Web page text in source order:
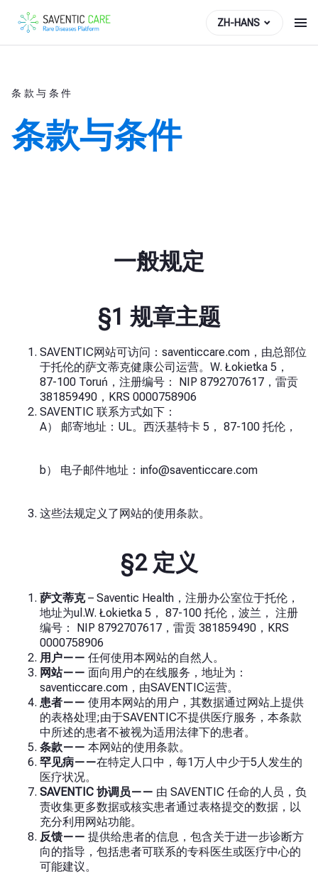
ZH-HANS
条款与条件
条款与条件
一般规定
§1 规章主题
SAVENTIC网站可访问：saventiccare.com，由总部位
于托伦的萨文蒂克健康公司运营。W. Łokietka 5，
87-100 Toruń，注册编号： NIP 8792707617，雷贡
381859490，KRS 0000758906
SAVENTIC 联系方式如下：
A） 邮寄地址：UL。西沃基特卡 5， 87-100 托伦，
b） 电子邮件地址： info@saventiccare.com
这些法规定义了网站的使用条款。
§2 定义
萨文蒂克– Saventic Health，注册办公室位于托伦，
地址为ul.W. Łokietka 5， 87-100 托伦，波兰， 注册
编号： NIP 8792707617，雷贡 381859490，KRS
0000758906
用户—— 任何使用本网站的自然人。
网站—— 面向用户的在线服务，地址为：
saventiccare.com，由SAVENTIC运营。
患者—— 使用本网站的用户，其数据通过网站上提供
的表格处理;由于SAVENTIC不提供医疗服务，本条款
中所述的患者不被视为适用法律下的患者。
条款—— 本网站的使用条款。
罕见病——在特定人口中，每1万人中少于5人发生的
医疗状况。
SAVENTIC 协调员—— 由 SAVENTIC 任命的人员，负
责收集更多数据或核实患者通过表格提交的数据，以
充分利用网站功能。
反馈—— 提供给患者的信息，包含关于进一步诊断方
向的指导，包括患者可联系的专科医生或医疗中心的
可能建议。